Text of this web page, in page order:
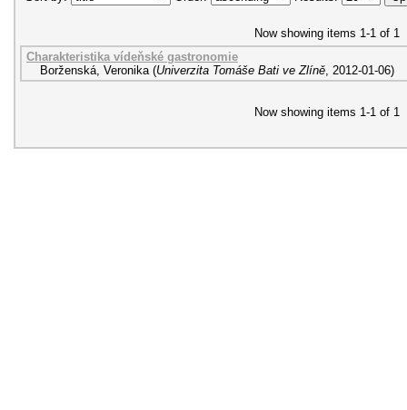
Now showing items 1-1 of 1
Charakteristika vídeňské gastronomie
Borženská, Veronika (Univerzita Tomáše Bati ve Zlíně, 2012-01-06)
Now showing items 1-1 of 1